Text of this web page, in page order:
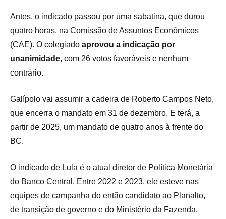
Antes, o indicado passou por uma sabatina, que durou
quatro horas, na Comissão de Assuntos Econômicos
(CAE). O colegiado aprovou a indicação por
unanimidade, com 26 votos favoráveis e nenhum
contrário.
Galípolo vai assumir a cadeira de Roberto Campos Neto,
que encerra o mandato em 31 de dezembro. E terá, a
partir de 2025, um mandato de quatro anos à frente do
BC.
O indicado de Lula é o atual diretor de Política Monetária
do Banco Central. Entre 2022 e 2023, ele esteve nas
equipes de campanha do então candidato ao Planalto,
de transição de governo e do Ministério da Fazenda,